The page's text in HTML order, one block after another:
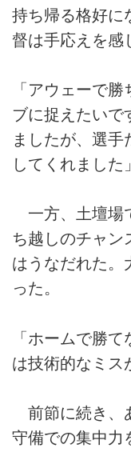
持ち帰る格好に
督は手応えを感
「アウェーで
ブに捉えたいで
ましたが、選手
してくれました」
一方、土壇場
ち越しのチャン
はうなだれた。
った。
「ホームで勝
は技術的なミス
前節に続き、
守備での集中力